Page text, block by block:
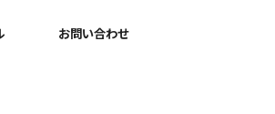
お問い合わせ